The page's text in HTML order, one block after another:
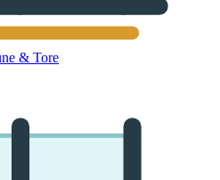
& Tore